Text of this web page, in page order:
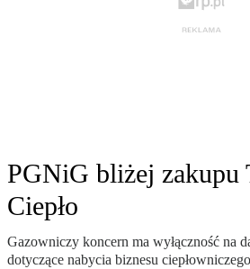
PGNiG bliżej zakupu
Ciepło
Gazowniczy koncern ma wyłączność na
dotyczące nabycia biznesu